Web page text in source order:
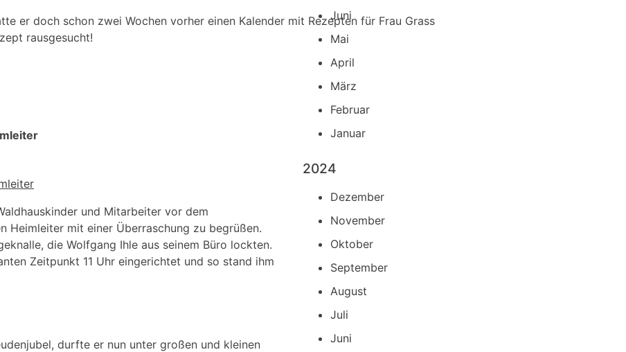
er doch schon zwei Wochen vorher einen Kalender mit Rezepten für Frau Grass
rausgesucht!
und Mitarbeiter vor dem
Heimleiter mit einer Überraschung zu begrüßen.
die Wolfgang Ihle aus seinem Büro lockten.
Zeitpunkt 11 Uhr eingerichtet und so stand ihm
durfte er nun unter großen und kleinen
Juni
Mai
April
März
Februar
Januar
2024
Dezember
November
Oktober
September
August
Juli
Juni